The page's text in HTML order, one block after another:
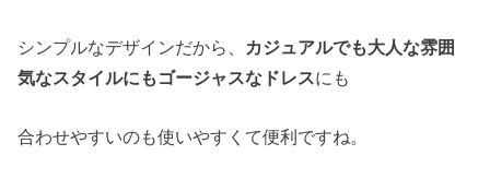
シンプルなデザインだから、 カジュアルでも大人な雰囲
気なスタイルにもゴージャスなドレスにも
合わせやすいのも使いやすくて便利ですね。